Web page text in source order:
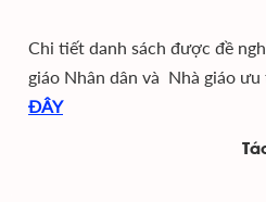
Chi tiết danh sách được đề
giáo Nhân dân và Nhà giáo
ĐÂY